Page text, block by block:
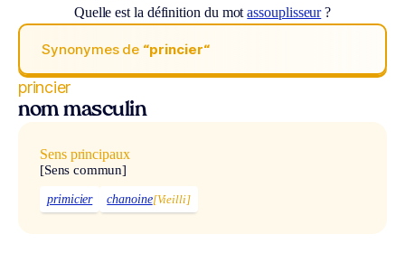
Quelle est la définition du motassouplisseur?
Synonymes de “princier“
princier
nom masculin
Sens principaux
[Sens commun]
primicier chanoine[Vieilli]